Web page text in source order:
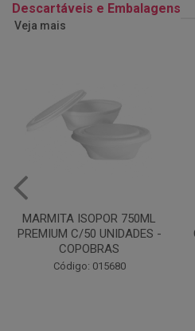
Descartáveis e Embalagens
Veja mais
HAMBURGUEIRA ISOPOR
CH-002A COPOBRAS 100UN
Código: 037536